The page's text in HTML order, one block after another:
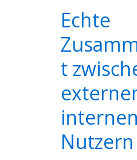
Echte
t
internen
Nutzern